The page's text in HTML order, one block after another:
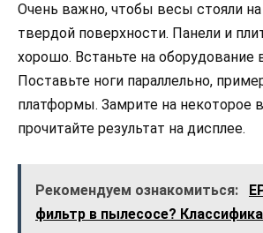
Очень важно, чтобы весы стояли
твердой поверхности. Панели и
хорошо. Встаньте на оборудование
Поставьте ноги параллельно,
платформы. Замрите на некоторое
прочитайте результат на дисплее.
Рекомендуем ознакомиться:
фильтр в пылесосе?